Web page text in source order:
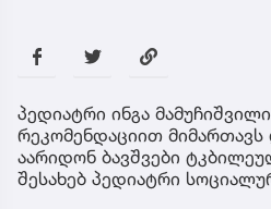
პედიატრი ინგა
რეკომენდაციით
აარიდონ ბავშვები
შესახებ პედიატრი